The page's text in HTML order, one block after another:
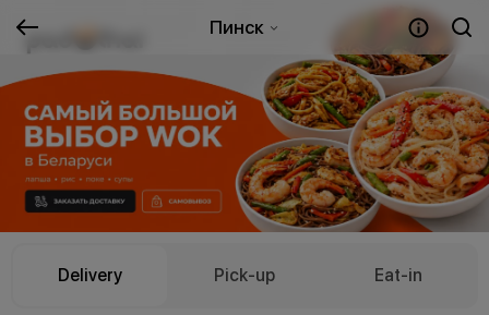
Пинск
Delivery Pick-up Eat-in